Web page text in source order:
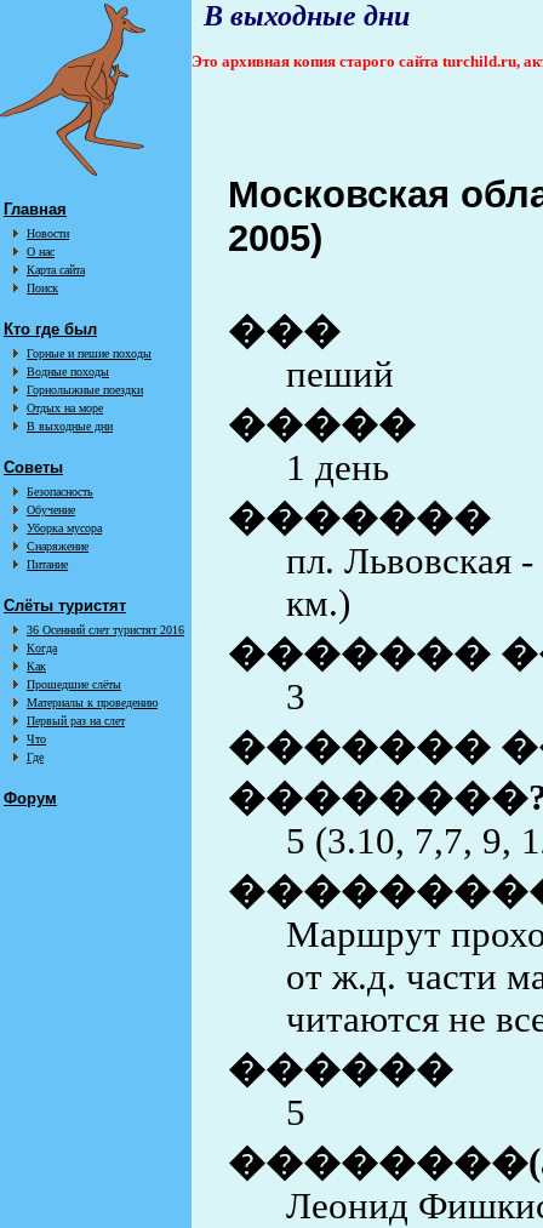
Главная
Новости
О нас
Карта сайта
Поиск
Кто где был
Горные и пешие походы
Водные походы
Горнолыжные поездки
Отдых на море
В выходные дни
Советы
Безопасность
Обучение
Уборка мусора
Снаряжение
Питание
Слёты туристят
36 Осенний слет туристят 2016
Когда
Как
Прошедшие слёты
Материалы к проведению
Первый раз на слет
Что
Где
Форум
В выходные дни
Это архивная копия старого сайта turchild.ru,
Московская
2005)
���
пеший
�����
1 день
�������
пл. Львовская
км.)
�������
3
�������
5 (3.10, 7,7, 9,
Маршрут
от ж.д. части
читаются не
������
5
Леонид